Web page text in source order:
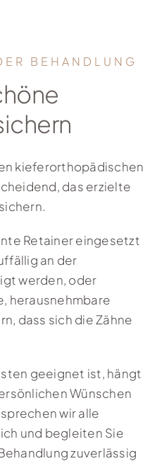
BEHANDLUNG
kieferorthopädischen
das erzielte
Retainer eingesetzt
an der
werden, oder
herausnehmbare
dass sich die Zähne
geeignet ist, hängt
Wünschen
wir alle
und begleiten Sie
zuverlässig